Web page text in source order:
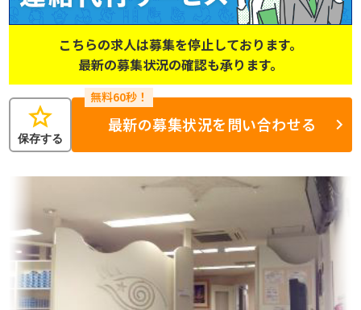
こちらの求人は募集を停止しております。
最新の募集状況の確認も承ります。
star
保存する
最新の募集状況を問い合わせる